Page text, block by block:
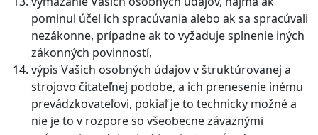
pominul účel ich spracúvania alebo ak sa spracúvali
nezákonne, prípadne ak to vyžaduje splnenie iných
zákonných povinností,
výpis Vašich osobných údajov v štruktúrovanej a
strojovo čitateľnej podobe, a ich prenesenie inému
prevádzkovateľovi, pokiaľ je to technicky možné a
nie je to v rozpore so všeobecne záväznými